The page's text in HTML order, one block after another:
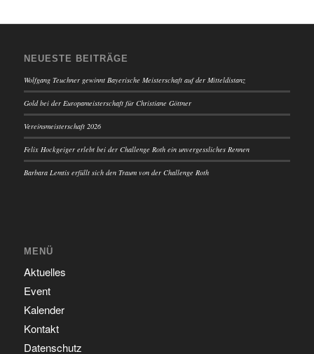
NEUESTE BEITRÄGE
Wolfgang Teuchner gewinnt Bayerische Meisterschaft auf der Mitteldistanz
Gold bei der Europameisterschaft für Christiane Göttner
Vereinsmeisterschaft 2026
Felix Hockgeiger erlebt bei der Challenge Roth ein unvergessliches Rennen
Barbara Lemtis erfüllt sich den Traum von der Challenge Roth
MENÜ
Aktuelles
Event
Kalender
Kontakt
Datenschutz